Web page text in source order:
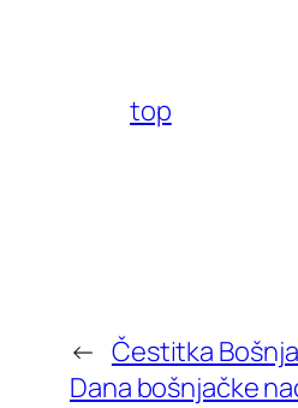
top
← Čestitka
Dana bošnjačke